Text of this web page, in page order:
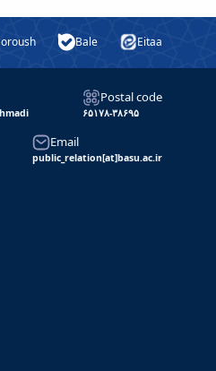
Bale Eitaa
Postal code
۶۵۱۷۸-۳۸۶۹۵
Email
public_relation[at]basu.ac.ir